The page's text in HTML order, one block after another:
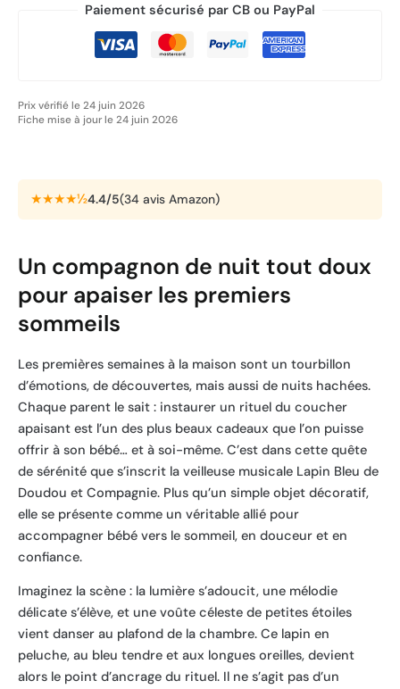
Paiement sécurisé par CB ou PayPal
Prix vérifié le 24 juin 2026
Fiche mise à jour le 24 juin 2026
★★★★½4.4/5(34 avis Amazon)
Un compagnon de nuit tout doux
pour apaiser les premiers
sommeils
Les premières semaines à la maison sont un tourbillon
d’émotions, de découvertes, mais aussi de nuits hachées.
Chaque parent le sait : instaurer un rituel du coucher
apaisant est l’un des plus beaux cadeaux que l’on puisse
offrir à son bébé… et à soi-même. C’est dans cette quête
de sérénité que s’inscrit la veilleuse musicale Lapin Bleu de
Doudou et Compagnie. Plus qu’un simple objet décoratif,
elle se présente comme un véritable allié pour
accompagner bébé vers le sommeil, en douceur et en
confiance.
Imaginez la scène : la lumière s’adoucit, une mélodie
délicate s’élève, et une voûte céleste de petites étoiles
vient danser au plafond de la chambre. Ce lapin en
peluche, au bleu tendre et aux longues oreilles, devient
alors le point d’ancrage du rituel. Il ne s’agit pas d’un